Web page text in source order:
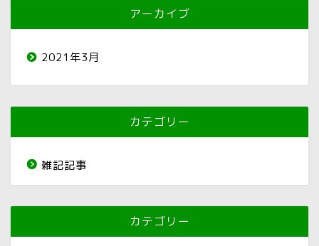
アーカイブ
2021年3月
カテゴリー
雑記記事
カテゴリー